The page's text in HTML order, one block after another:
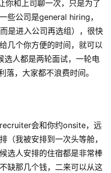
你和上司聊一次，只是为了
些公司是general hiring，
是进入公司再选组），很快
几个你方便的时间，就可以
选人都是两轮面试，一轮电
，大家都不浪费时间。
会和你约onsite，远
（我被安排到一次头等舱，
选人安排的住宿都是非常棒
缺那几个钱，二来可以从这